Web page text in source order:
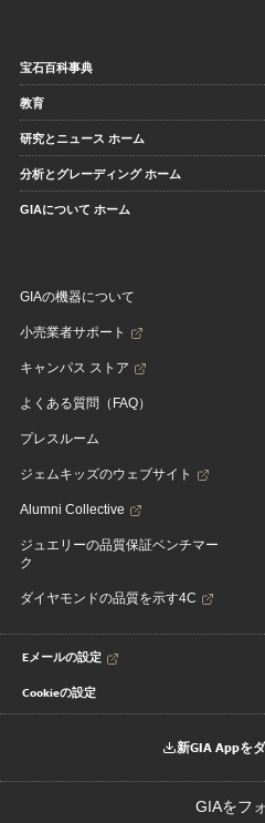
宝石百科事典
教育
研究とニュース ホーム
分析とグレーディング ホーム
GIAについて ホーム
GIAの機器について
小売業者サポート
キャンパス ストア
よくある質問（FAQ）
プレスルーム
ジェムキッズのウェブサイト
Alumni Collective
ジュエリーの品質保証ベンチマー
ク
ダイヤモンドの品質を示す4C
Eメールの設定
Cookieの設定
新GIA Appを
GIAをフ